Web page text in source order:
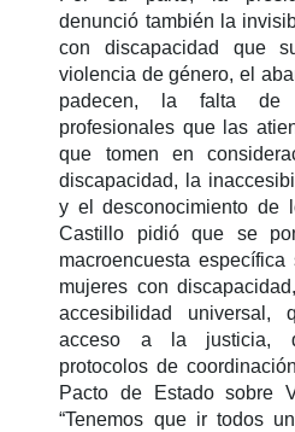
denunció también la
con discapacidad que
violencia de género, el
padecen, la falta de
profesionales que las
que tomen en
discapacidad, la
y el desconocimiento de
Castillo pidió que se
macroencuesta
mujeres con
accesibilidad universal,
acceso a la justicia,
protocolos de
Pacto de Estado sobre
“Tenemos que ir todos